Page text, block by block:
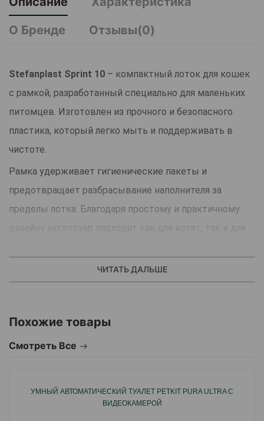
О Бренде
Отзывы(0)
Stefanplast Sprint 10 – компактный лоток для кошек
с рамкой, разработанный специально для маленьких
питомцев. Изготовлен из прочного и безопасного
пластика, который легко мыть и поддерживать в
чистоте.
Рамка удерживает гигиенические пакеты и
предотвращает разбрасывание наполнителя за
пределы лотка. Благодаря простому и практичному
дизайну аксессуар подходит как для котят, так и для
31 × 43 × 14 см.ЧИТАТЬ ДАЛЬШЕ
Похожие товары
Смотреть Все
УМНЫЙ АВТОМАТИЧЕСКИЙ ТУАЛЕТ PETKIT PURA ULTRA С
ВИДЕОКАМЕРОЙ